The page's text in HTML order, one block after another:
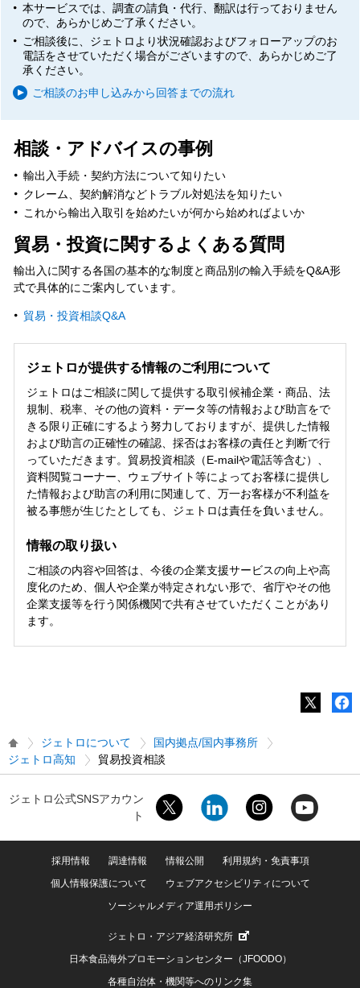
本サービスでは、調査の請負・代行、翻訳は行っておりません
ので、あらかじめご了承ください。
ご相談後に、ジェトロより状況確認およびフォローアップのお
電話をさせていただく場合がございますので、あらかじめご了
承ください。
ご相談のお申し込みから回答までの流れ
相談・アドバイスの事例
輸出入手続・契約方法について知りたい
クレーム、契約解消などトラブル対処法を知りたい
これから輸出入取引を始めたいが何から始めればよいか
貿易・投資に関するよくある質問
輸出入に関する各国の基本的な制度と商品別の輸入手続をQ&A形
式で具体的にご案内しています。
貿易・投資相談Q&A
ジェトロが提供する情報のご利用について
ジェトロはご相談に関して提供する取引候補企業・商品、法
規制、税率、その他の資料・データ等の情報および助言をで
きる限り正確にするよう努力しておりますが、提供した情報
および助言の正確性の確認、採否はお客様の責任と判断で行
っていただきます。貿易投資相談（E-mailや電話等含む）、
資料閲覧コーナー、ウェブサイト等によってお客様に提供し
た情報および助言の利用に関連して、万一お客様が不利益を
被る事態が生じたとしても、ジェトロは責任を負いません。
情報の取り扱い
ご相談の内容や回答は、今後の企業支援サービスの向上や高
度化のため、個人や企業が特定されない形で、省庁やその他
企業支援等を行う関係機関で共有させていただくことがあり
ます。
ジェトロについて
国内拠点/国内事務所
ジェトロ高知
貿易投資相談
ジェトロ公式SNSアカウン
ト
採用情報 調達情報 情報公開
利用規約・免責事項
個人情報保護について
ウェブアクセシビリティについて
ソーシャルメディア運用ポリシー
ジェトロ・アジア経済研究所
日本食品海外プロモーションセンター（JFOODO）
各種自治体・機関等へのリンク集